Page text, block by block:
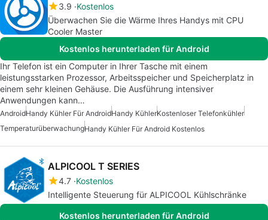
3.9 Kostenlos
Überwachen Sie die Wärme Ihres Handys mit CPU
Cooler Master
Kostenlos herunterladen für Android
Ihr Telefon ist ein Computer in Ihrer Tasche mit einem
leistungsstarken Prozessor, Arbeitsspeicher und Speicherplatz in
einem sehr kleinen Gehäuse. Die Ausführung intensiver
Anwendungen kann…
AndroidHandy Kühler Für AndroidHandy KühlerKostenloser Telefonkühler
TemperaturüberwachungHandy Kühler Für Android Kostenlos
ALPICOOL T SERIES
4.7 Kostenlos
Intelligente Steuerung für ALPICOOL Kühlschränke
Kostenlos herunterladen für Android